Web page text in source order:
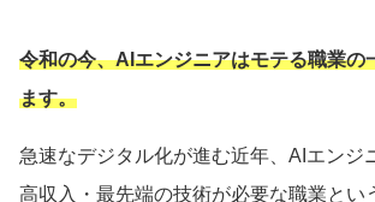
令和の今、AIエンジニアはモテる職業の
ます。
急速なデジタル化が進む近年、AIエンジ
高収入・最先端の技術が必要な職業とい